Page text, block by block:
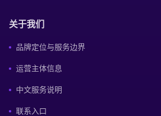
关于我们
品牌定位与服务边界
运营主体信息
中文服务说明
联系入口